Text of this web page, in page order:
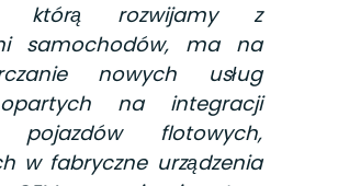
którą rozwijamy z
samochodów, ma na
nowych usług
na integracji
flotowych,
w fabryczne urządzenia